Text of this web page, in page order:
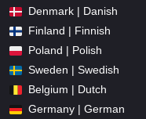
Denmark | Danish
Finland | Finnish
Poland | Polish
Sweden | Swedish
Belgium | Dutch
Germany | German